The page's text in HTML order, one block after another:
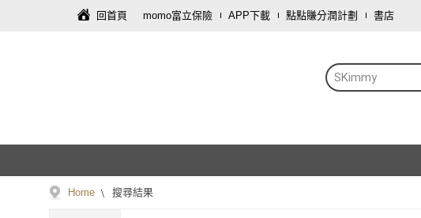
回首頁 momo富立保險 APP下載 點點賺分潤計劃 書店
SKimmy
Home 搜尋結果